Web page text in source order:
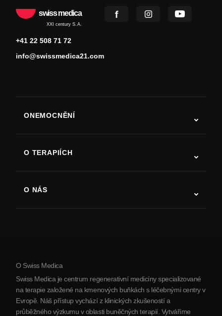
swiss medica
XXI century S.A.
+41 22 508 71 72
info@swissmedica21.com
ONEMOCNĚNÍ
Parkinsonova choroba
Artritida
O TERAPIÍCH
O NÁS
O Srbsku
Partnerství
O Swiss Medica
Swiss Medica je centrum regenerativní medicíny specializované
na terapie založené na kmenových buňkách s léčebnými centry v
Evropě. Náš přístup vychází z klinických zkušeností a
průběžného výzkumu v oblasti buněčných terapií. Vytváříme